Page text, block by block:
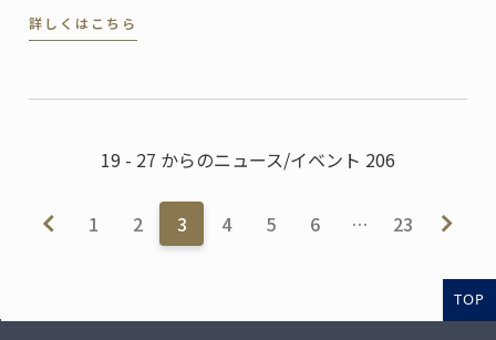
ご招待やカフェのランチ、オリジナルグッズなど魅力
詳しくはこちら
19 - 27 からのニュース/イベント 206
1 2 3 4 5 6 … 23
TOP